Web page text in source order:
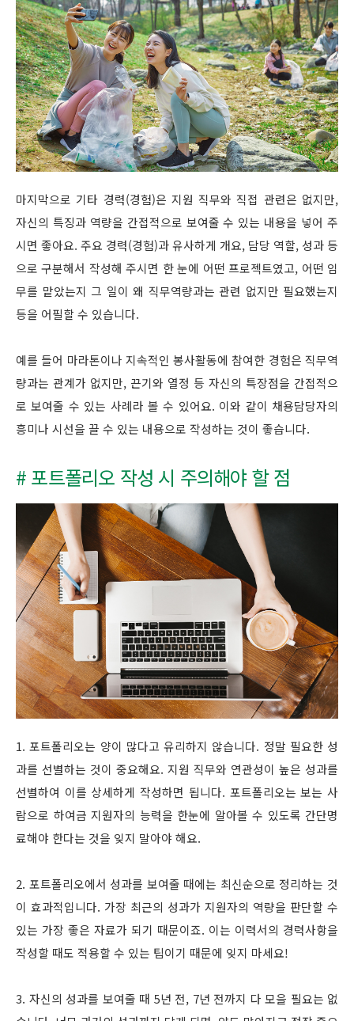
마지막으로 기타 경력(경험)은 지원 직무와 직접 관련은 없지만,
자신의 특징과 역량을 간접적으로 보여줄 수 있는 내용을 넣어 주
시면 좋아요. 주요 경력(경험)과 유사하게 개요, 담당 역할, 성과 등
으로 구분해서 작성해 주시면 한 눈에 어떤 프로젝트였고, 어떤 임
무를 맡았는지 그 일이 왜 직무역량과는 관련 없지만 필요했는지
등을 어필할 수 있습니다.
예를 들어 마라톤이나 지속적인 봉사활동에 참여한 경험은 직무역
량과는 관계가 없지만, 끈기와 열정 등 자신의 특장점을 간접적으
로 보여줄 수 있는 사례라 볼 수 있어요. 이와 같이 채용담당자의
흥미나 시선을 끌 수 있는 내용으로 작성하는 것이 좋습니다.
# 포트폴리오 작성 시 주의해야 할 점
1. 포트폴리오는 양이 많다고 유리하지 않습니다. 정말 필요한 성
과를 선별하는 것이 중요해요. 지원 직무와 연관성이 높은 성과를
선별하여 이를 상세하게 작성하면 됩니다. 포트폴리오는 보는 사
람으로 하여금 지원자의 능력을 한눈에 알아볼 수 있도록 간단명
료해야 한다는 것을 잊지 말아야 해요.
2. 포트폴리오에서 성과를 보여줄 때에는 최신순으로 정리하는 것
이 효과적입니다. 가장 최근의 성과가 지원자의 역량을 판단할 수
있는 가장 좋은 자료가 되기 때문이죠. 이는 이력서의 경력사항을
작성할 때도 적용할 수 있는 팁이기 때문에 잊지 마세요!
3. 자신의 성과를 보여줄 때 5년 전, 7년 전까지 다 모을 필요는 없